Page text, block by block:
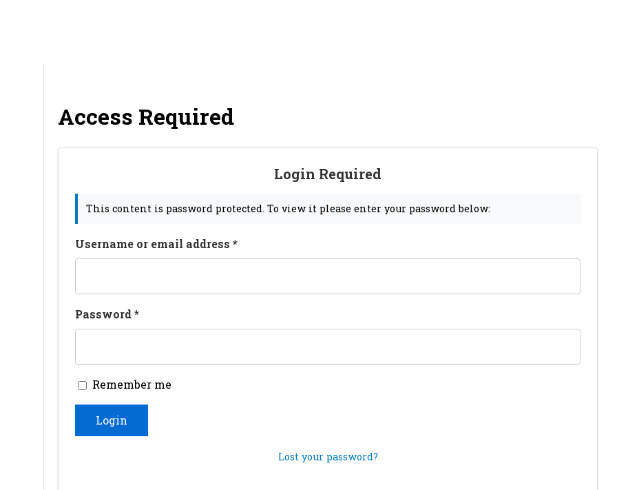
Access Required
Login Required
This content is password protected. To view it please enter your password below:
Username or email address*
Password*
Remember me
Login
Lost your password?